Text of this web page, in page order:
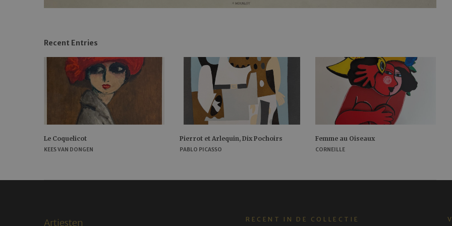
Recent Entries
Le Coquelicot
KEES VAN DONGEN
Pierrot et Arlequin, Dix Pochoirs
PABLO PICASSO
Femme au Oiseaux
CORNEILLE
Artiesten RECENT IN DE COLLECTIE